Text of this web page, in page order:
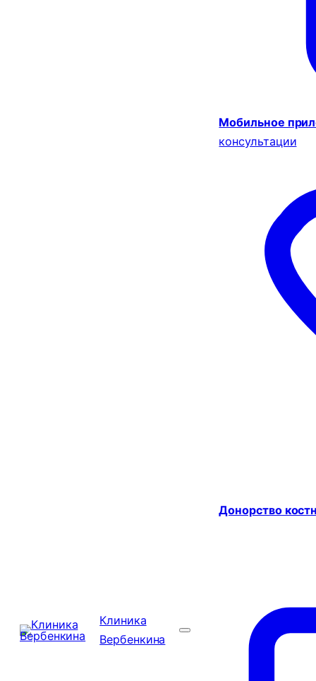
Клиника
Вербенкина
Мобильное
консультации
Донорство